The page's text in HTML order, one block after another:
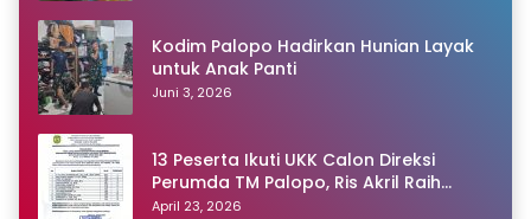
Kodim Palopo Hadirkan Hunian Layak
untuk Anak Panti
Juni 3, 2026
13 Peserta Ikuti UKK Calon Direksi
Perumda TM Palopo, Ris Akril Raih
Peringkat Pertama
April 23, 2026